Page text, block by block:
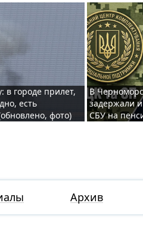
в городе прилет,
есть
фото)
В
задержали
СБУ на
Архив